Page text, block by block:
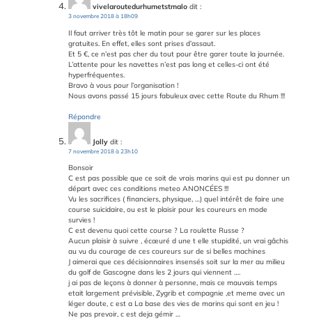
vivelaroutedurhumetstmalo dit :
3 novembre 2018 à 18h09
Il faut arriver très tôt le matin pour se garer sur les places
gratuites. En effet, elles sont prises d’assaut.
Et 5 €, ce n’est pas cher du tout pour être garer toute la journée.
L’attente pour les navettes n’est pas long et celles-ci ont été
hyperfréquentes.
Bravo à vous pour l’organisation !
Nous avons passé 15 jours fabuleux avec cette Route du Rhum !!!
Répondre
Jolly dit :
7 novembre 2018 à 23h10
Bonsoir
C est pas possible que ce soit de vrais marins qui est pu donner un
départ avec ces conditions meteo ANONCÉES !!!
Vu les sacrifices ( financiers, physique, …) quel intérêt de faire une
course suicidaire, ou est le plaisir pour les coureurs en mode
survies !
C est devenu quoi cette course ? La roulette Russe ?
Aucun plaisir à suivre , écœuré d une t elle stupidité, un vrai gâchis
au vu du courage de ces coureurs sur de si belles machines
J aimerai que ces décisionnaires insensés soit sur la mer au milieu
du golf de Gascogne dans les 2 jours qui viennent ….
j ai pas de leçons à donner à personne, mais ce mauvais temps
etait largement prévisible, Zygrib et compagnie ,et meme avec un
léger doute, c est a La base des vies de marins qui sont en jeu !
Ne pas prevoir, c est deja gémir …